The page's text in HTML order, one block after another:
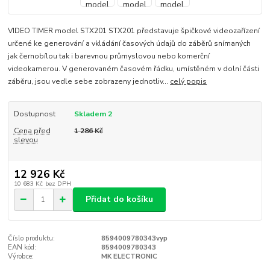
VIDEO TIMER model STX201 STX201 představuje špičkové videozařízení
určené ke generování a vkládání časových údajů do záběrů snímaných
jak černobílou tak i barevnou průmyslovou nebo komerční
videokamerou. V generovaném časovém řádku, umístěném v dolní části
záběru, jsou vedle sebe zobrazeny jednotliv... celý popis
Dostupnost
Skladem 2
Cena před
slevou
1 286 Kč
12 926 Kč
10 683 Kč bez DPH
Přidat do košíku
Číslo produktu:
8594009780343vyp
EAN kód:
8594009780343
Výrobce:
MK ELECTRONIC